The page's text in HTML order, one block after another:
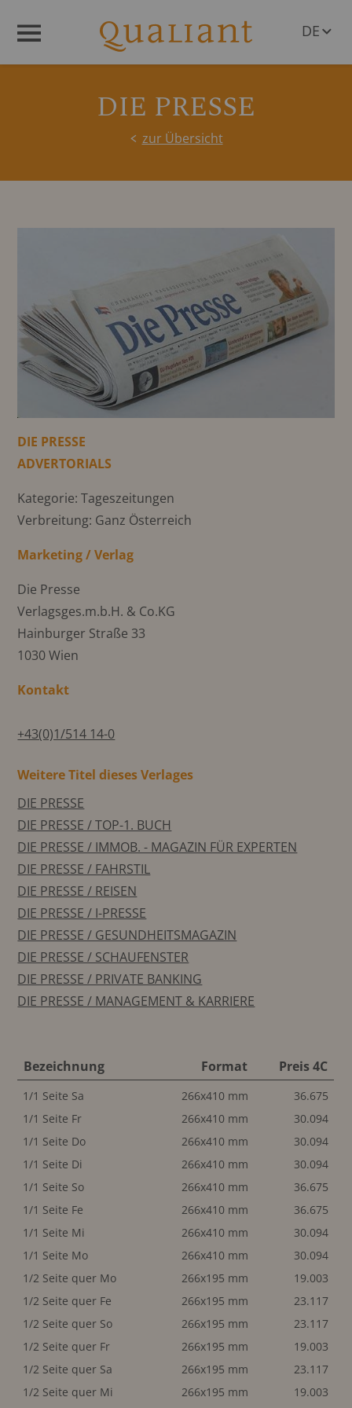
DE
DIE PRESSE
zur Übersicht
DIE PRESSE
ADVERTORIALS
Kategorie: Tageszeitungen
Verbreitung: Ganz Österreich
Marketing / Verlag
Die Presse
Verlagsges.m.b.H. & Co.KG
Hainburger Straße 33
1030 Wien
Kontakt
+43(0)1/514 14-0
Weitere Titel dieses Verlages
DIE PRESSE
DIE PRESSE / TOP-1. BUCH
DIE PRESSE / IMMOB. - MAGAZIN FÜR EXPERTEN
DIE PRESSE / FAHRSTIL
DIE PRESSE / REISEN
DIE PRESSE / I-PRESSE
DIE PRESSE / GESUNDHEITSMAGAZIN
DIE PRESSE / SCHAUFENSTER
DIE PRESSE / PRIVATE BANKING
DIE PRESSE / MANAGEMENT & KARRIERE
Bezeichnung Format Preis 4C
1/1 Seite Sa 266x410 mm
36.675
1/1 Seite Fr
266x410 mm
30.094
1/1 Seite Do
266x410 mm
30.094
1/1 Seite Di
266x410 mm
30.094
1/1 Seite So
266x410 mm
36.675
1/1 Seite Fe
266x410 mm
36.675
1/1 Seite Mi
266x410 mm
30.094
1/1 Seite Mo
266x410 mm
30.094
1/2 Seite quer Mo
266x195 mm
19.003
1/2 Seite quer Fe
266x195 mm
23.117
1/2 Seite quer So
266x195 mm
23.117
1/2 Seite quer Fr
266x195 mm
19.003
1/2 Seite quer Sa
266x195 mm
23.117
1/2 Seite quer Mi
266x195 mm
19.003